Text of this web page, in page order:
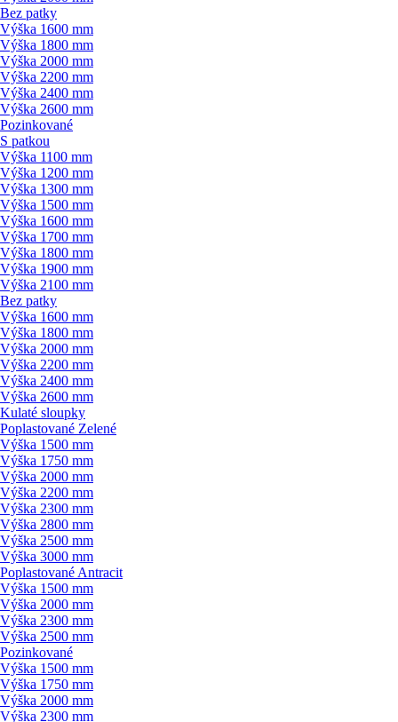
Bez patky
Výška 1600 mm
Výška 1800 mm
Výška 2000 mm
Výška 2200 mm
Výška 2400 mm
Výška 2600 mm
Pozinkované
S patkou
Výška 1100 mm
Výška 1200 mm
Výška 1300 mm
Výška 1500 mm
Výška 1600 mm
Výška 1700 mm
Výška 1800 mm
Výška 1900 mm
Výška 2100 mm
Bez patky
Výška 1600 mm
Výška 1800 mm
Výška 2000 mm
Výška 2200 mm
Výška 2400 mm
Výška 2600 mm
Kulaté sloupky
Poplastované Zelené
Výška 1500 mm
Výška 1750 mm
Výška 2000 mm
Výška 2200 mm
Výška 2300 mm
Výška 2800 mm
Výška 2500 mm
Výška 3000 mm
Poplastované Antracit
Výška 1500 mm
Výška 2000 mm
Výška 2300 mm
Výška 2500 mm
Pozinkované
Výška 1500 mm
Výška 1750 mm
Výška 2000 mm
Výška 2300 mm